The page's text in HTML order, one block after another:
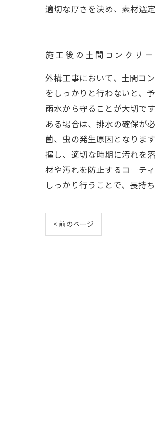
適切な厚さを決め、素材選
施工後の土間コンクリ
外構工事において、土間コ
をしっかりと行わないと、
雨水から守ることが大切で
ある場合は、排水の確保が
菌、虫の発生原因となりま
握し、適切な時期に汚れを
材や汚れを防止するコーテ
しっかり行うことで、長持
< 前のページ